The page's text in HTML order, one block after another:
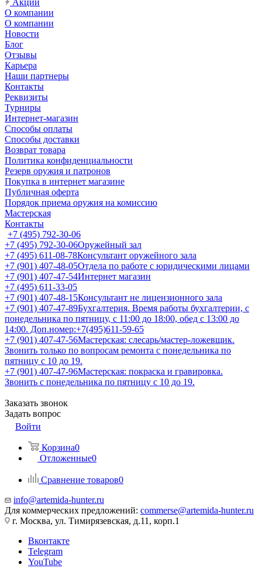
Акции
О компании
О компании
Новости
Блог
Отзывы
Карьера
Наши партнеры
Контакты
Реквизиты
Турниры
Интернет-магазин
Способы оплаты
Способы доставки
Возврат товара
Политика конфиденциальности
Резерв оружия и патронов
Покупка в интернет магазине
Публичная оферта
Порядок приема оружия на комиссию
Мастерская
Контакты
+7 (495) 792-30-06
+7 (495) 792-30-06Оружейный зал
+7 (495) 611-08-78Консультант оружейного зала
+7 (901) 407-48-05Отдела по работе с юридическими лицами
+7 (901) 407-47-54Интернет магазин
+7 (495) 611-33-05
+7 (901) 407-48-15Консультант не лицензионного зала
+7 (901) 407-47-89Бухгалтерия. Время работы бухгалтерии, с
понедельника по пятницу, с 11:00 до 18:00, обед с 13:00 до
14:00. Доп.номер:+7(495)611-59-65
+7 (901) 407-47-56Мастерская: слесарь/мастер-ложевщик.
Звонить только по вопросам ремонта с понедельника по
пятницу с 10 до 19.
+7 (901) 407-47-96Мастерская: покраска и гравировка.
Звонить с понедельника по пятницу с 10 до 19.
Заказать звонок
Задать вопрос
Войти
Корзина0
Отложенные0
Сравнение товаров0
info@artemida-hunter.ru
Для коммерческих предложений: commerse@artemida-hunter.ru
г. Москва, ул. Тимирязевская, д.11, корп.1
Вконтакте
Telegram
YouTube